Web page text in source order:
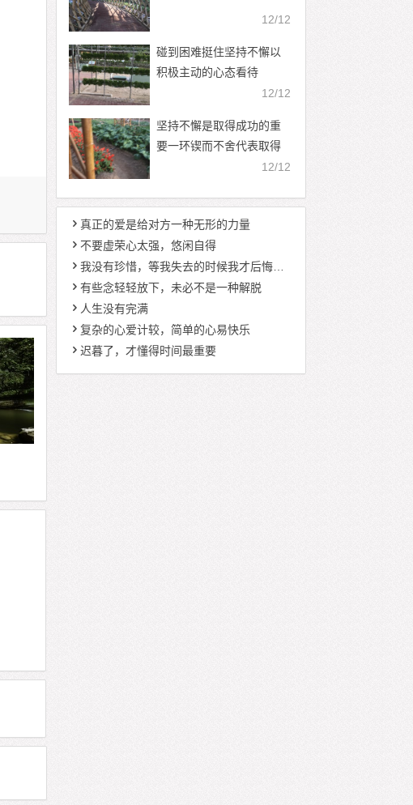
12/12
碰到困难挺住坚持不懈以
积极主动的心态看待
12/12
坚持不懈是取得成功的重
要一环锲而不舍代表取得
12/12
真正的爱是给对方一种无形的力量
不要虚荣心太强，悠闲自得
我没有珍惜，等我失去的时候我才后悔莫及
有些念轻轻放下，未必不是一种解脱
人生没有完满
复杂的心爱计较，简单的心易快乐
迟暮了，才懂得时间最重要